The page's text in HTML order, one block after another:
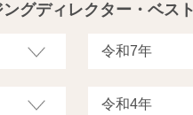
グディレクター・ベス